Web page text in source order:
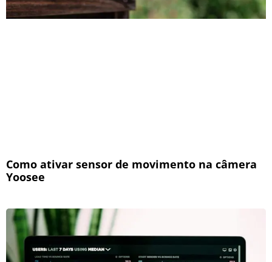
Como ativar sensor de movimento na câmera
Yoosee